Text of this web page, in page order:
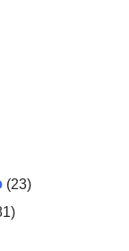
(23)